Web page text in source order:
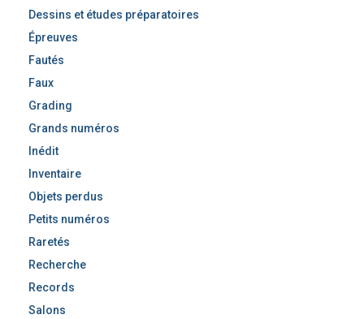
Dessins et études préparatoires
Épreuves
Fautés
Faux
Grading
Grands numéros
Inédit
Inventaire
Objets perdus
Petits numéros
Raretés
Recherche
Records
Salons